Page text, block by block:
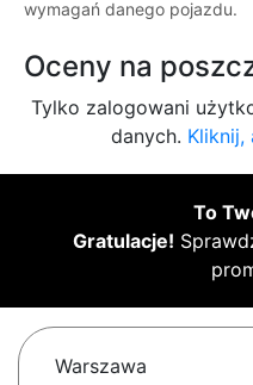
wymagań danego pojazdu.
Oceny na
Tylko zalogowani
danych. Kliknij,
To
Gratulacje!
Warszawa